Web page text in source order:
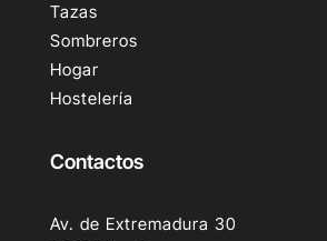
Tazas
Sombreros
Hogar
Hostelería
Contactos
Av. de Extremadura 30